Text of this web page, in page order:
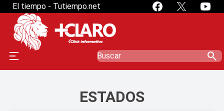
El tiempo - Tutiempo.net
search
ESTADOS